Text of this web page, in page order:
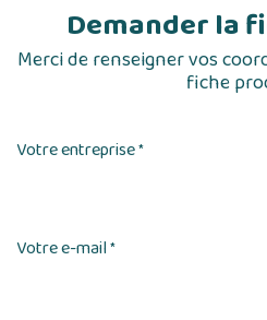
Demander la
Merci de renseigner vos
fiche
Votre entreprise*
Votre e-mail*